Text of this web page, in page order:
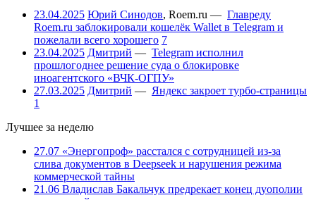
23.04.2025 Юрий Синодов, Roem.ru — Главреду
Roem.ru заблокировали кошелёк Wallet в Telegram и
пожелали всего хорошего 7
23.04.2025 Дмитрий — Telegram исполнил
прошлогоднее решение суда о блокировке
иноагентского «ВЧК-ОГПУ»
27.03.2025 Дмитрий — Яндекс закроет турбо-страницы
1
Лучшее за неделю
27.07 «Энергопроф» расстался с сотрудницей из-за
слива документов в Deepseek и нарушения режима
коммерческой тайны
21.06 Владислав Бакальчук предрекает конец дуополии